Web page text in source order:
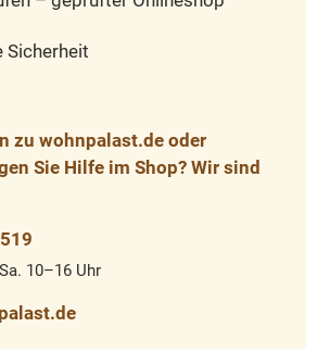
Sicherheit
zu wohnpalast.de oder
Sie Hilfe im Shop? Wir sind
10–16 Uhr